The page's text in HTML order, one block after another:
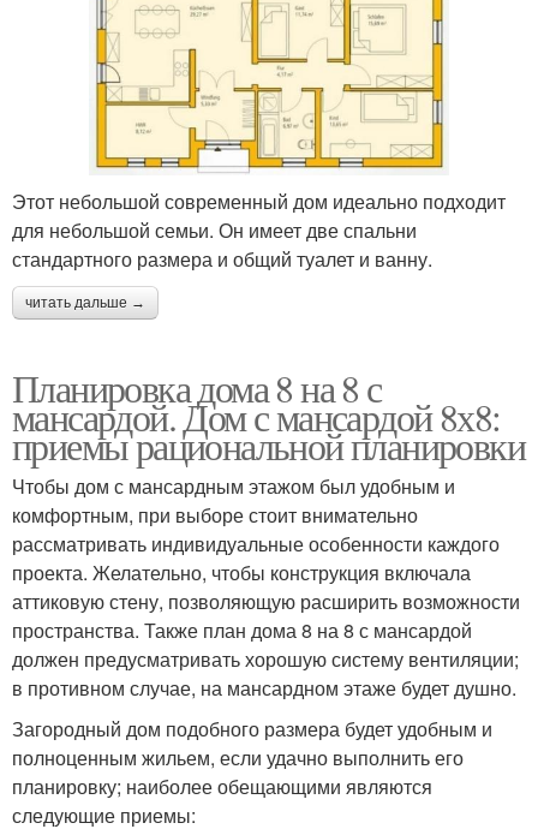
Этот небольшой современный дом идеально подходит
для небольшой семьи. Он имеет две спальни
стандартного размера и общий туалет и ванну.
читать дальше →
Планировка дома 8 на 8 с
мансардой. Дом с мансардой 8х8:
приемы рациональной планировки
Чтобы дом с мансардным этажом был удобным и
комфортным, при выборе стоит внимательно
рассматривать индивидуальные особенности каждого
проекта. Желательно, чтобы конструкция включала
аттиковую стену, позволяющую расширить возможности
пространства. Также план дома 8 на 8 с мансардой
должен предусматривать хорошую систему вентиляции;
в противном случае, на мансардном этаже будет душно.
Загородный дом подобного размера будет удобным и
полноценным жильем, если удачно выполнить его
планировку; наиболее обещающими являются
следующие приемы: